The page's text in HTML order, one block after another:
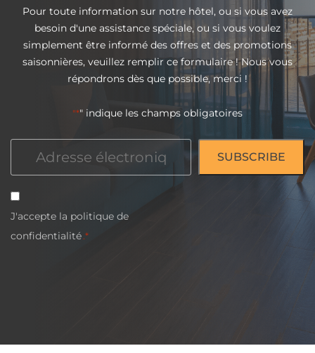
Pour toute information sur notre hôtel, ou si vous avez
besoin d'une assistance spéciale, ou si vous voulez
simplement être informé des offres et des promotions
saisonnières, veuillez remplir ce formulaire ! Nous vous
répondrons dès que possible, merci !
"*" indique les champs obligatoires
Consentement
*
J'accepte la politique de
confidentialité.*